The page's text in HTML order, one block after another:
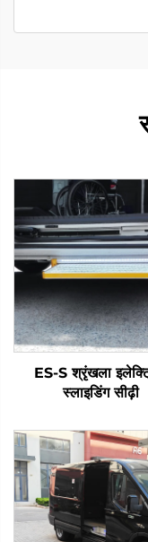
ES-S श्रृंखला
स्लाइडिंग सीढ़ी